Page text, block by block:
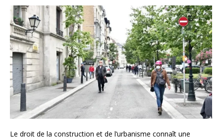
Le droit de la construction et de l’urbanisme connaît une